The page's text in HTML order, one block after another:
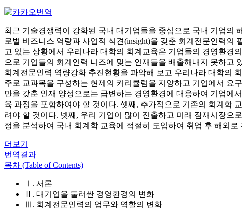
최근 기술경쟁력이 강화된 국내 대기업들을 중심으로 국내 기업의
로벌 비즈니스 역량과 사업적 식견(insight)을 갖춘 회계전문인력
고 있는 상황에서 우리나라 대학의 회계교육은 기업들의 경영환경
으로 기업들의 회계인력 니즈에 맞는 인재들을 배출해내지 못하고
회계전문인력 역량강화 추진현황을 파악해 보고 우리나라 대학의
주로 교과목을 구성하는 현제의 커리큘럼을 지양하고 기업에서 요
만을 갖춘 인재 양성으로는 급변하는 경영환경에 대응하여 기업에
육 과정을 포함하여야 할 것이다. 셋째, 추가적으로 기존의 회계학
려야 할 것이다. 넷째, 우리 기업이 많이 진출하고 미래 잠재시장으
정을 분석하여 국내 회계학 교육에 적절히 도입하여 취업 후 해외
더보기
번역결과
목차 (Table of Contents)
Ⅰ. 서론
Ⅱ. 대기업을 둘러싼 경영환경의 변화
Ⅲ. 회계전문인력의 업무와 역할의 변화